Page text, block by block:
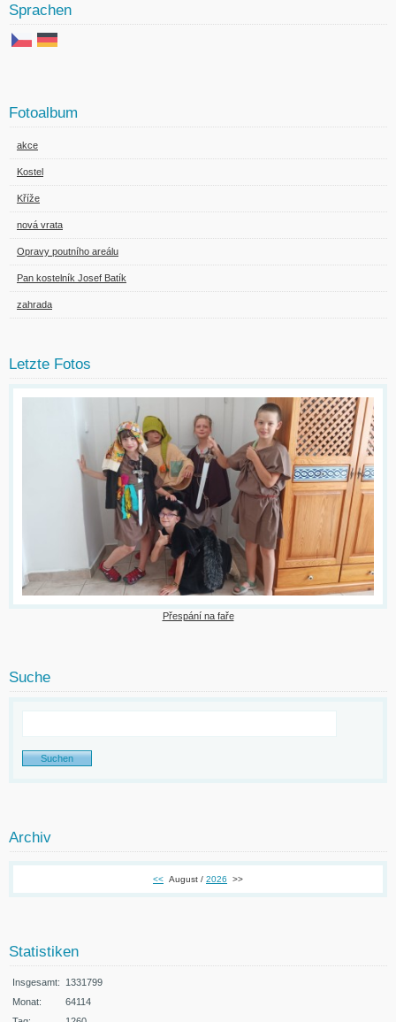
Sprachen
Fotoalbum
akce
Kostel
Kříže
nová vrata
Opravy poutního areálu
Pan kostelník Josef Batík
zahrada
Letzte Fotos
Přespání na faře
Suche
Archiv
<< August / 2026 >>
Statistiken
Insgesamt:
1331799
Monat:
64114